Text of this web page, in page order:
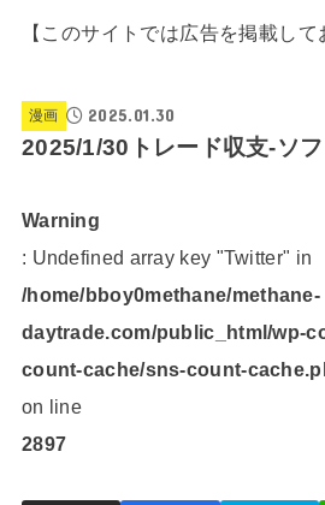
【このサイトでは広告を掲載して
漫画 2025.01.30
2025/1/30トレード収支-ソ
Warning
: Undefined array key "Twitter" in
/home/bboy0methane/methane-
daytrade.com/public_html/wp-
count-cache/sns-count-
on line
2897